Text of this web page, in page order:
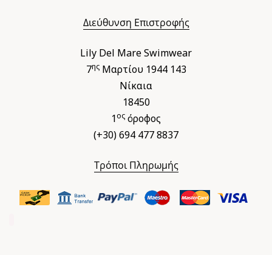
Διεύθυνση Επιστροφής
Lily Del Mare Swimwear
7ηςΜαρτίου 1944 143
Νίκαια
18450
1ος όροφος
(+30) 694 477 8837
Τρόποι Πληρωμής